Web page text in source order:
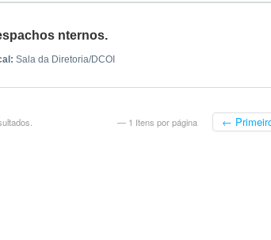
nternos.
Sala da Diretoria/DCOI
— 1 Itens por página ←